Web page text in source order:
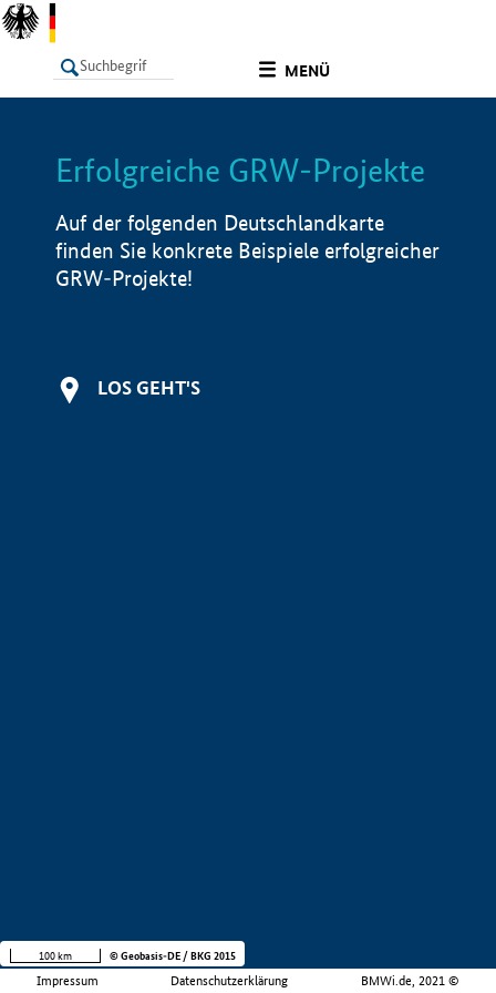
MENÜ
LISTE Info
Erfolgreiche GRW-Projekte
Auf der folgenden Deutschlandkarte
finden Sie konkrete Beispiele erfolgreicher
GRW-Projekte!
LOS GEHT'S
Impressum Datenschutzerklärung BMWi.de, 2021 ©
100 km © Geobasis-DE / BKG 2015